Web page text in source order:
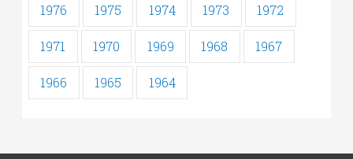
1976 1975 1974 1973 1972
1971 1970 1969 1968 1967
1966 1965 1964